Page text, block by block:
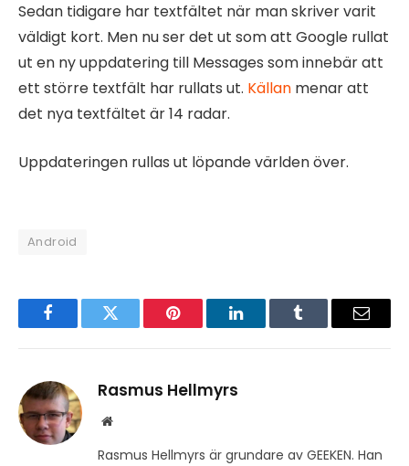
Sedan tidigare har textfältet när man skriver varit
väldigt kort. Men nu ser det ut som att Google rullat
ut en ny uppdatering till Messages som innebär att
ett större textfält har rullats ut. Källan menar att
det nya textfältet är 14 radar.
Uppdateringen rullas ut löpande världen över.
Android
FacebookTwitter Pinterest LinkedInTumblr Email
Rasmus Hellmyrs
Website
Rasmus Hellmyrs är grundare av GEEKEN. Han